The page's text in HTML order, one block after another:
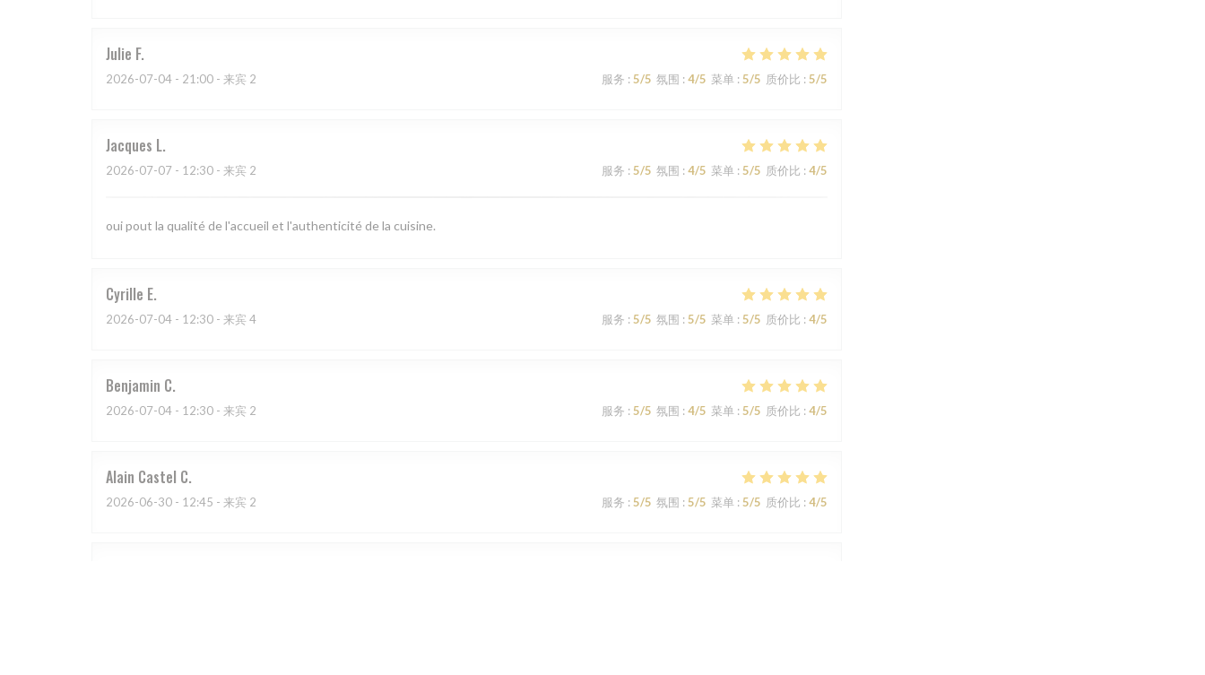
Julie F
2026-07-04 - 21:00 - 来宾 2 服务 : 5/5 氛围 : 4/5 菜单 : 5/5 质价比 : 5/5
Jacques L
2026-07-07 - 12:30 - 来宾 2 服务 : 5/5 氛围 : 4/5 菜单 : 5/5 质价比 : 4/5
oui pout la qualité de l'accueil et l'authenticité de la cuisine.
Cyrille E
2026-07-04 - 12:30 - 来宾 4 服务 : 5/5 氛围 : 5/5 菜单 : 5/5 质价比 : 4/5
Benjamin C
2026-07-04 - 12:30 - 来宾 2 服务 : 5/5 氛围 : 4/5 菜单 : 5/5 质价比 : 4/5
Alain Castel C
2026-06-30 - 12:45 - 来宾 2 服务 : 5/5 氛围 : 5/5 菜单 : 5/5 质价比 : 4/5